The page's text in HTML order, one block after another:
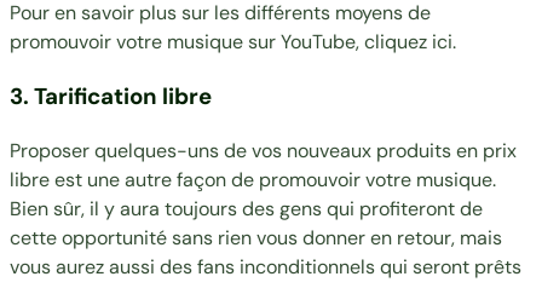
Pour en savoir plus sur les différents moyens de
promouvoir votre musique sur YouTube, cliquez ici.
3. Tarification libre
Proposer quelques-uns de vos nouveaux produits en prix
libre est une autre façon de promouvoir votre musique.
Bien sûr, il y aura toujours des gens qui profiteront de
cette opportunité sans rien vous donner en retour, mais
vous aurez aussi des fans inconditionnels qui seront prêts